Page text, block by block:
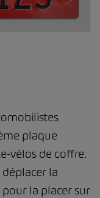
plaque
vélos de coffre.
déplacer la
la placer sur